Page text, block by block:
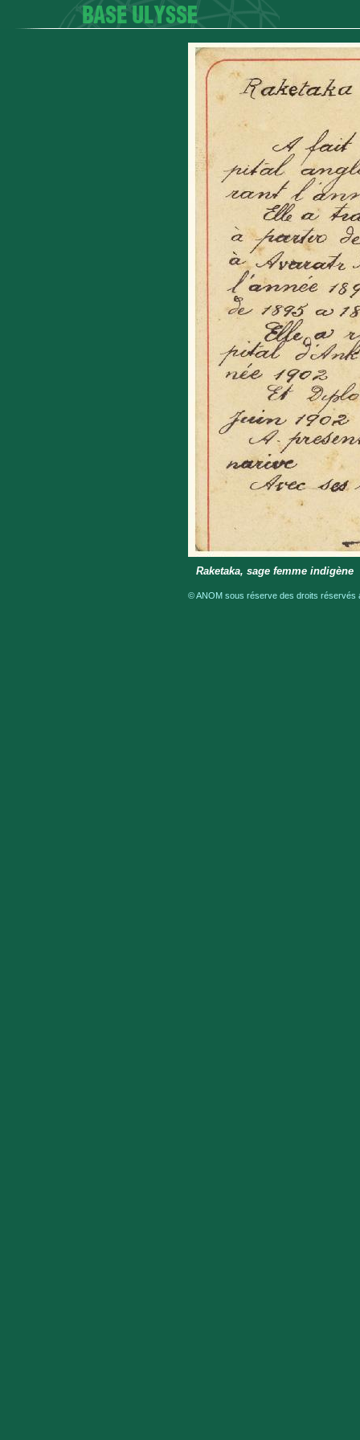
Raketaka, sage femme indigène
© ANOM sous réserve des droits réservés